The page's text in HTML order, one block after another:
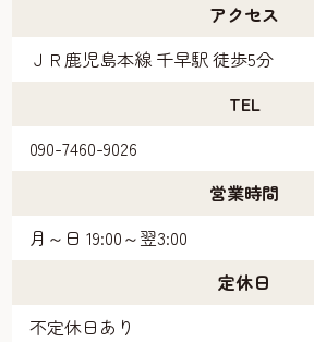
アクセス
ＪＲ鹿児島本線 千早駅 徒歩5分
TEL
090-7460-9026
営業時間
月～日 19:00～翌3:00
定休日
不定休日あり